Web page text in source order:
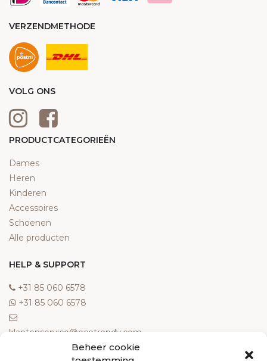
Beheer cookie
VERZENDMETHODE
VOLG ONS
PRODUCTCATEGORIEËN
Dames
Heren
Kinderen
Accessoires
Schoenen
Alle producten
HELP & SUPPORT
‎+31 85 060 6578
‎+31 85 060 6578
klantenservice@ecotrendy.com